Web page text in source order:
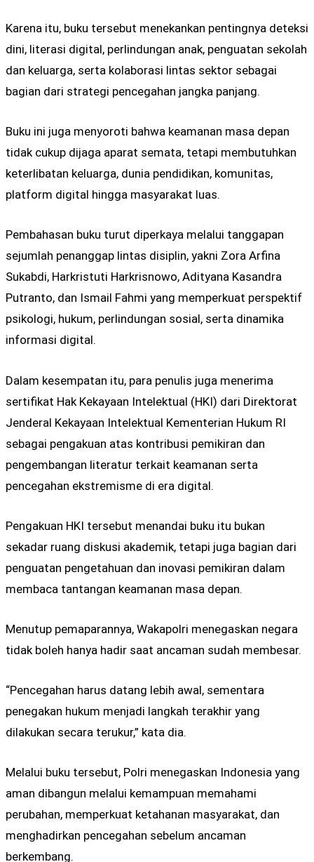
Karena itu, buku tersebut menekankan pentingnya deteksi
dini, literasi digital, perlindungan anak, penguatan sekolah
dan keluarga, serta kolaborasi lintas sektor sebagai
bagian dari strategi pencegahan jangka panjang.
Buku ini juga menyoroti bahwa keamanan masa depan
tidak cukup dijaga aparat semata, tetapi membutuhkan
keterlibatan keluarga, dunia pendidikan, komunitas,
platform digital hingga masyarakat luas.
Pembahasan buku turut diperkaya melalui tanggapan
sejumlah penanggap lintas disiplin, yakni Zora Arfina
Sukabdi, Harkristuti Harkrisnowo, Adityana Kasandra
Putranto, dan Ismail Fahmi yang memperkuat perspektif
psikologi, hukum, perlindungan sosial, serta dinamika
informasi digital.
Dalam kesempatan itu, para penulis juga menerima
sertifikat Hak Kekayaan Intelektual (HKI) dari Direktorat
Jenderal Kekayaan Intelektual Kementerian Hukum RI
sebagai pengakuan atas kontribusi pemikiran dan
pengembangan literatur terkait keamanan serta
pencegahan ekstremisme di era digital.
Pengakuan HKI tersebut menandai buku itu bukan
sekadar ruang diskusi akademik, tetapi juga bagian dari
penguatan pengetahuan dan inovasi pemikiran dalam
membaca tantangan keamanan masa depan.
Menutup pemaparannya, Wakapolri menegaskan negara
tidak boleh hanya hadir saat ancaman sudah membesar.
“Pencegahan harus datang lebih awal, sementara
penegakan hukum menjadi langkah terakhir yang
dilakukan secara terukur,” kata dia.
Melalui buku tersebut, Polri menegaskan Indonesia yang
aman dibangun melalui kemampuan memahami
perubahan, memperkuat ketahanan masyarakat, dan
menghadirkan pencegahan sebelum ancaman
berkembang.